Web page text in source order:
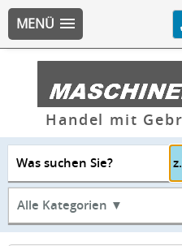
MENÜ
Handel mit
Was suchen Sie?
Alle Kategorien ▼